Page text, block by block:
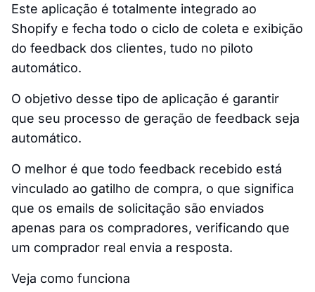
Este aplicação é totalmente integrado ao
Shopify e fecha todo o ciclo de coleta e exibição
do feedback dos clientes, tudo no piloto
automático.
O objetivo desse tipo de aplicação é garantir
que seu processo de geração de feedback seja
automático.
O melhor é que todo feedback recebido está
vinculado ao gatilho de compra, o que significa
que os emails de solicitação são enviados
apenas para os compradores, verificando que
um comprador real envia a resposta.
Veja como funciona